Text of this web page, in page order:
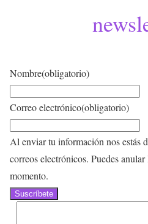
Nombre(obligatorio)
Correo electrónico(obligatorio)
Al enviar tu información nos estás
correos electrónicos. Puedes
momento.
Suscríbete